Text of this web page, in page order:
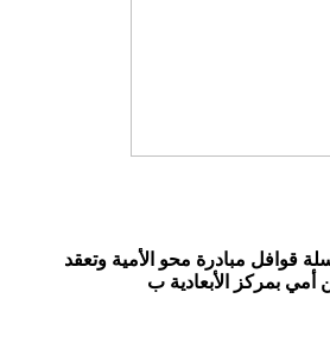
قوافل مبادرة محو الأمية وتعقد